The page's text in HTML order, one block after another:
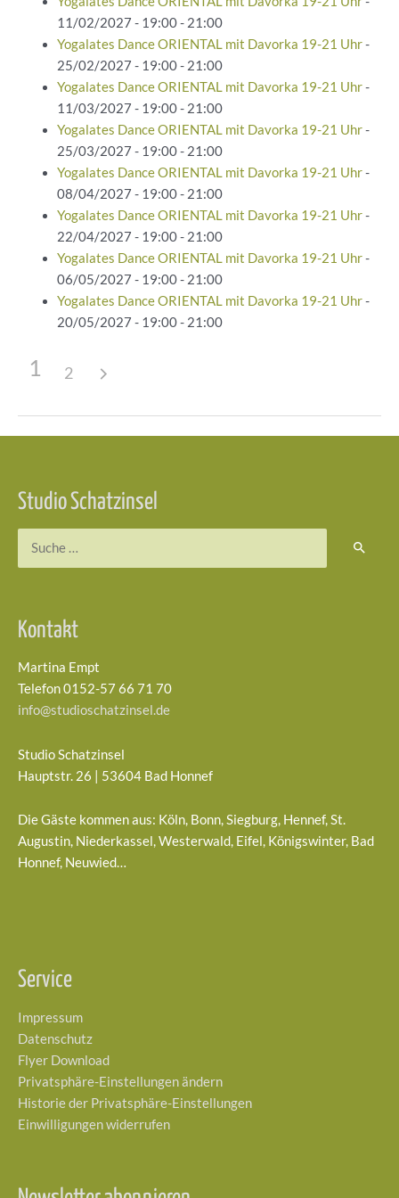
11/02/2027 - 19:00 - 21:00
Yogalates Dance ORIENTAL mit Davorka 19-21 Uhr-
25/02/2027 - 19:00 - 21:00
Yogalates Dance ORIENTAL mit Davorka 19-21 Uhr-
11/03/2027 - 19:00 - 21:00
Yogalates Dance ORIENTAL mit Davorka 19-21 Uhr-
25/03/2027 - 19:00 - 21:00
Yogalates Dance ORIENTAL mit Davorka 19-21 Uhr-
08/04/2027 - 19:00 - 21:00
Yogalates Dance ORIENTAL mit Davorka 19-21 Uhr-
22/04/2027 - 19:00 - 21:00
Yogalates Dance ORIENTAL mit Davorka 19-21 Uhr-
06/05/2027 - 19:00 - 21:00
Yogalates Dance ORIENTAL mit Davorka 19-21 Uhr-
20/05/2027 - 19:00 - 21:00
1 2
Studio Schatzinsel
Kontakt
Martina Empt
Telefon 0152-57 66 71 70
info@studioschatzinsel.de
Studio Schatzinsel
Hauptstr. 26 | 53604 Bad Honnef
Die Gäste kommen aus: Köln, Bonn, Siegburg, Hennef, St.
Augustin, Niederkassel, Westerwald, Eifel, Königswinter, Bad
Honnef, Neuwied…
Service
Impressum
Datenschutz
Flyer Download
Privatsphäre-Einstellungen ändern
Historie der Privatsphäre-Einstellungen
Einwilligungen widerrufen